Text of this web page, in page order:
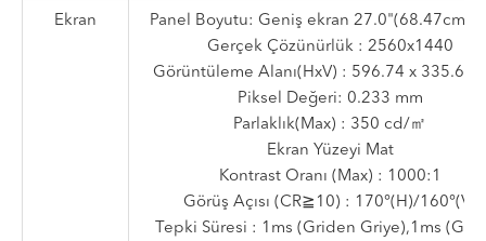
Ekran
Panel Boyutu: Geniş ekran 27.0"(68.47cm)
Gerçek Çözünürlük : 2560x1440
Görüntüleme Alanı(HxV) : 596.74 x 335.66
Piksel Değeri: 0.233 mm
Parlaklık(Max) : 350 cd/㎡
Ekran Yüzeyi Mat
Kontrast Oranı (Max) : 1000:1
Görüş Açısı (CR≧10) : 170°(H)/160°(V)
Tepki Süresi : 1ms (Griden Griye),1ms